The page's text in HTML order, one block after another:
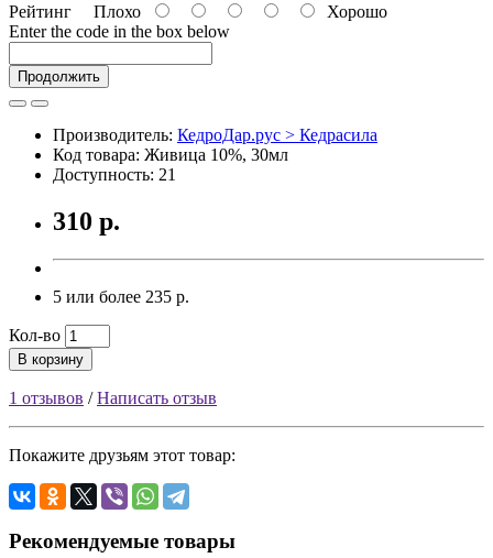
Рейтинг Плохо
Хорошо
Enter the code in the box below
Продолжить
Производитель: КедроДар.рус > Кедрасила
Код товара: Живица 10%, 30мл
Доступность: 21
310 р.
5 или более 235 р.
Кол-во
В корзину
1 отзывов /Написать отзыв
Покажите друзьям этот товар:
Рекомендуемые товары